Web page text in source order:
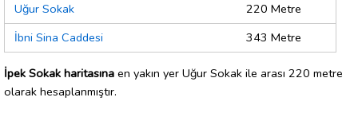
Uğur Sokak
220 Metre
İbni Sina Caddesi
343 Metre
İpek Sokak haritasına en yakın yer Uğur Sokak ile arası 220 metre
olarak hesaplanmıştır.